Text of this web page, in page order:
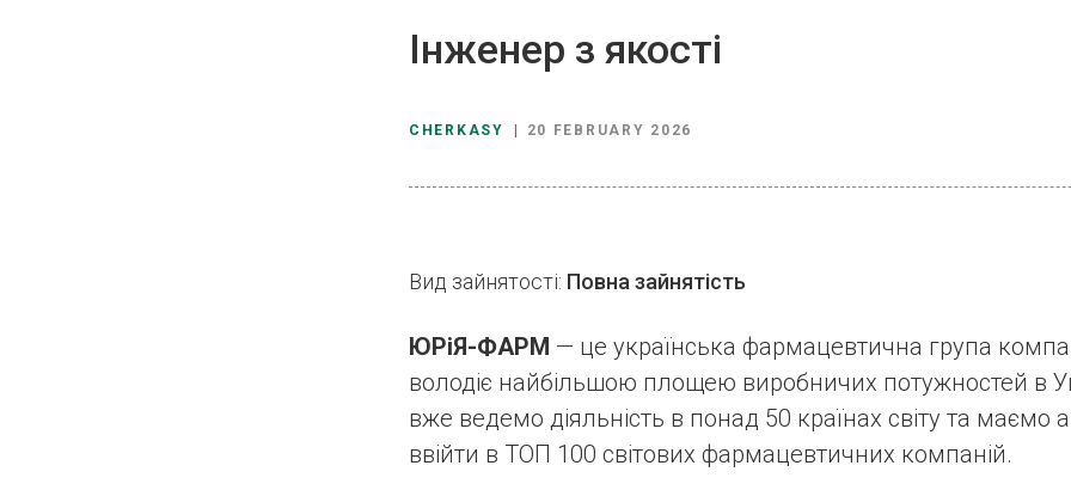
Інженер з якості
CHERKASY 20 FEBRUARY 2026
Вид зайнятості: Повна зайнятість
ЮРіЯ-ФАРМ — це українська фармацевтична група
володіє найбільшою площею виробничих потужностей в
вже ведемо діяльність в понад 50 країнах світу та маємо
ввійти в ТОП 100 світових фармацевтичних компаній.